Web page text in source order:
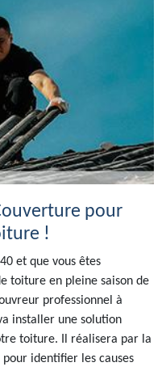
pour
!
et que vous êtes
toiture en pleine saison de
professionnel à
installer une solution
toiture. Il réalisera par la
identifier les causes